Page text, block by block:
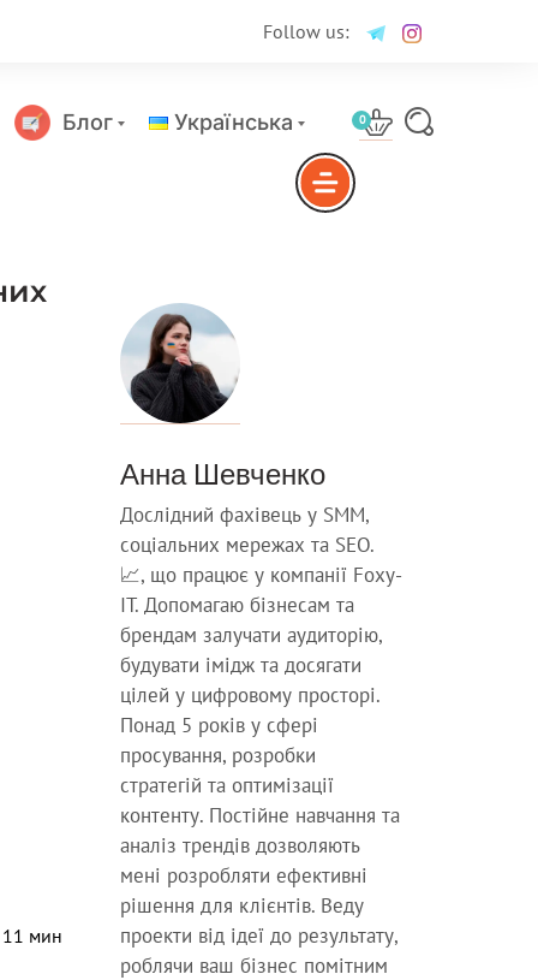
Follow us:
Блог Українська 0
11 мин
Анна Шевченко
Дослідний фахівець у SMM,
соціальних мережах та SEO.
📈, що працює у компанії Foxy-
IT. Допомагаю бізнесам та
брендам залучати аудиторію,
будувати імідж та досягати
цілей у цифровому просторі.
Понад 5 років у сфері
просування, розробки
стратегій та оптимізації
контенту. Постійне навчання та
аналіз трендів дозволяють
мені розробляти ефективні
рішення для клієнтів. Веду
проекти від ідеї до результату,
роблячи ваш бізнес помітним